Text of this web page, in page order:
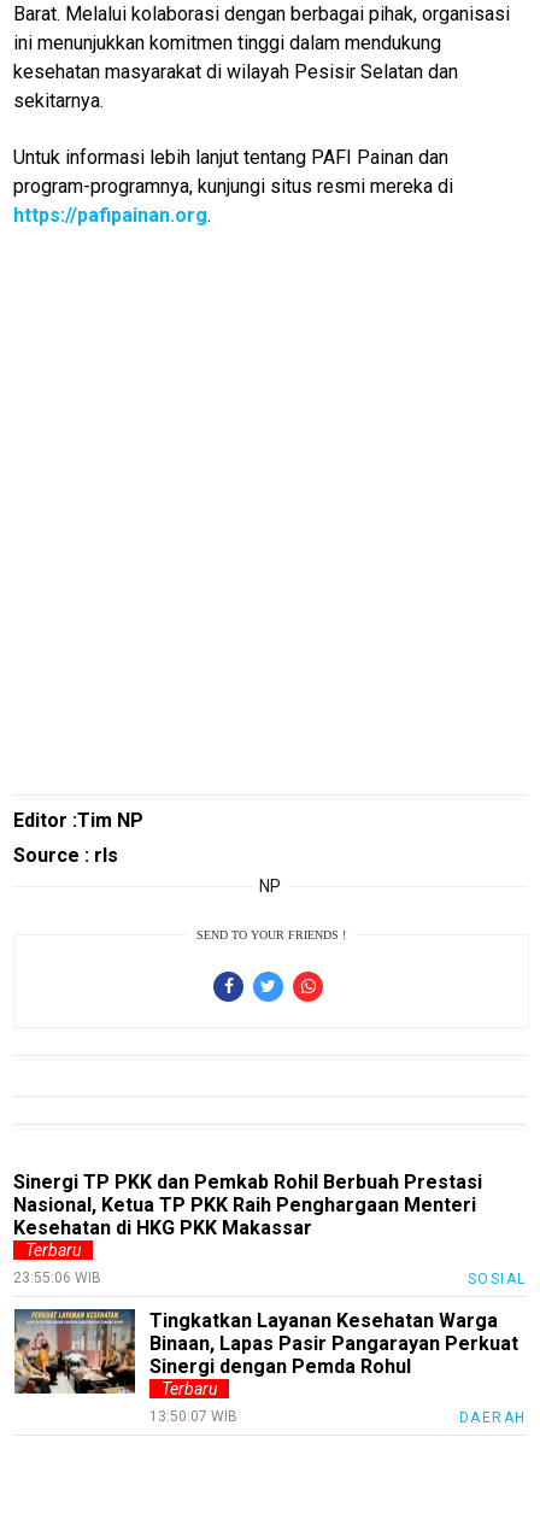
Barat. Melalui kolaborasi dengan berbagai pihak, organisasi
ini menunjukkan komitmen tinggi dalam mendukung
kesehatan masyarakat di wilayah Pesisir Selatan dan
sekitarnya.
Untuk informasi lebih lanjut tentang PAFI Painan dan
program-programnya, kunjungi situs resmi mereka di
https://pafipainan.org.
Editor :Tim NP
Source : rls
NP
SEND TO YOUR FRIENDS !
Sinergi TP PKK dan Pemkab Rohil Berbuah Prestasi
Nasional, Ketua TP PKK Raih Penghargaan Menteri
Kesehatan di HKG PKK Makassar
Terbaru
23:55:06 WIB SOSIAL
Tingkatkan Layanan Kesehatan Warga
Binaan, Lapas Pasir Pangarayan Perkuat
Sinergi dengan Pemda Rohul
Terbaru
13:50:07 WIB DAERAH
Review
Pinjol
SourceCode
Otomotif
infotorial
Tutor
Trending
Smartphone
Loker
InfoKepri
KuansingTerkini
Bisnis
Sehat